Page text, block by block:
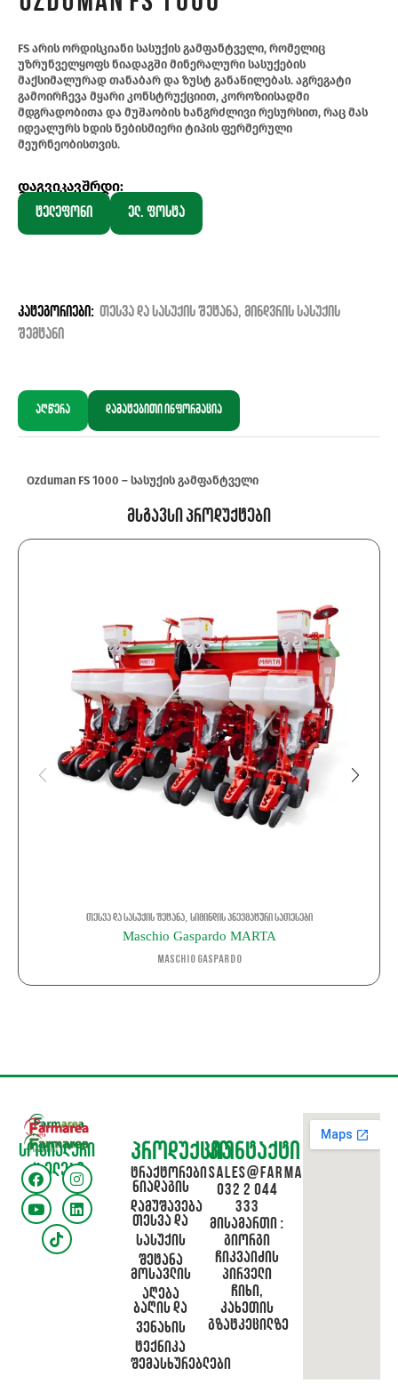
FS არის ორდისკიანი სასუქის გამფანტველი, რომელიც
უზრუნველყოფს ნიადაგში მინერალური სასუქების
მაქსიმალურად თანაბარ და ზუსტ განაწილებას. აგრეგატი
გამოირჩევა მყარი კონსტრუქციით, კოროზიისადმი
მდგრადობითა და მუშაობის ხანგრძლივი რესურსით, რაც მას
იდეალურს ხდის ნებისმიერი ტიპის ფერმერული
მეურნეობისთვის.
დაგვიკავშრდი:
ტელეფონი
ელ. ფოსტა
კატეგორიები: თესვა და სასუქის შეტანა, მინდვრის სასუქის
შემტანი
აღწერა დამატებითი ინფორმაცია
Ozduman FS 1000 – სასუქის გამფანტველი
Მსგავსი Პროდუქტები
თესვა და სასუქის შეტანა, სიმინდის პნევმატური სათესები
Maschio Gaspardo MARTA
Maschio Gaspardo
სოციალური
ქსელები
პროდუქცია
ტრაქტორები
ნიადაგის
დამუშავება
თესვა და
სასუქის
შეტანა
მოსავლის
აღება
ბაღის და
ვენახის
ტექნიკა
შემასხურებლები
კონტაქტი
sales@farmarea.ge
032 2 044
333
მისამართი :
გიორგი
ჩიკვაიძის
პირველი
ჩიხი,
კახეთის
გზატკეცილზე